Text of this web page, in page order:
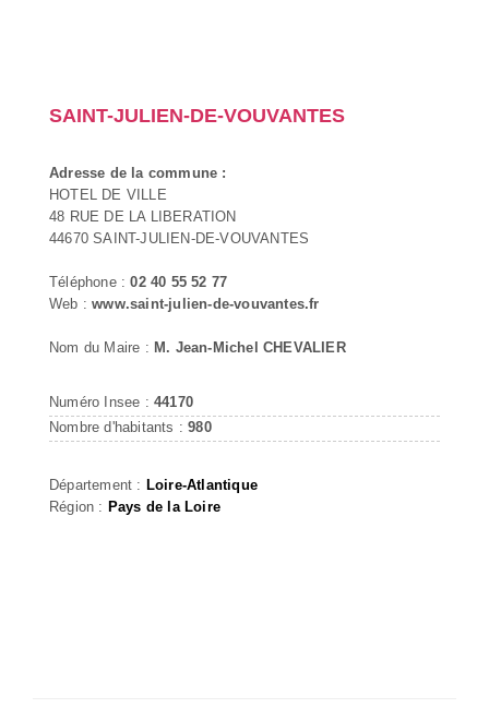
SAINT-JULIEN-DE-VOUVANTES
Adresse de la commune :
HOTEL DE VILLE
48 RUE DE LA LIBERATION
44670 SAINT-JULIEN-DE-VOUVANTES
Téléphone :02 40 55 52 77
Web :www.saint-julien-de-vouvantes.fr
Nom du Maire : M. Jean-Michel CHEVALIER
Numéro Insee : 44170
Nombre d'habitants :980
Département : Loire-Atlantique
Région : Pays de la Loire